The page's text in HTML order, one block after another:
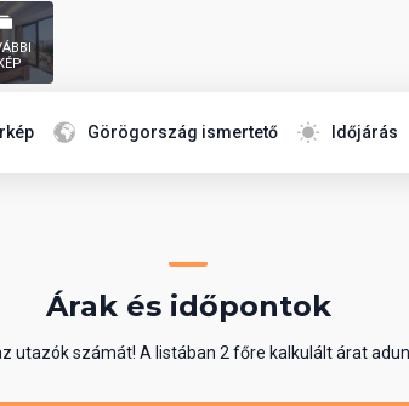
Görögország ismertető Időjárás
Árak és időpontok
utazók számát! A listában 2 főre kalkulált árat